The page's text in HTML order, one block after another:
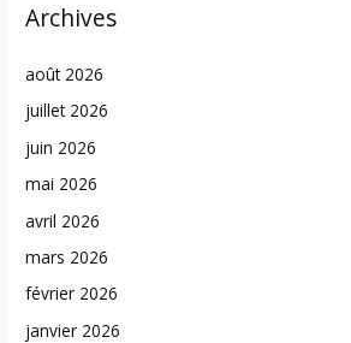
Archives
août 2026
juillet 2026
juin 2026
mai 2026
avril 2026
mars 2026
février 2026
janvier 2026